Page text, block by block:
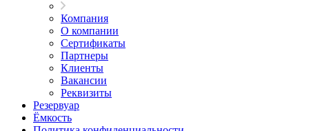
Компания
О компании
Сертификаты
Партнеры
Клиенты
Вакансии
Реквизиты
Резервуар
Ёмкость